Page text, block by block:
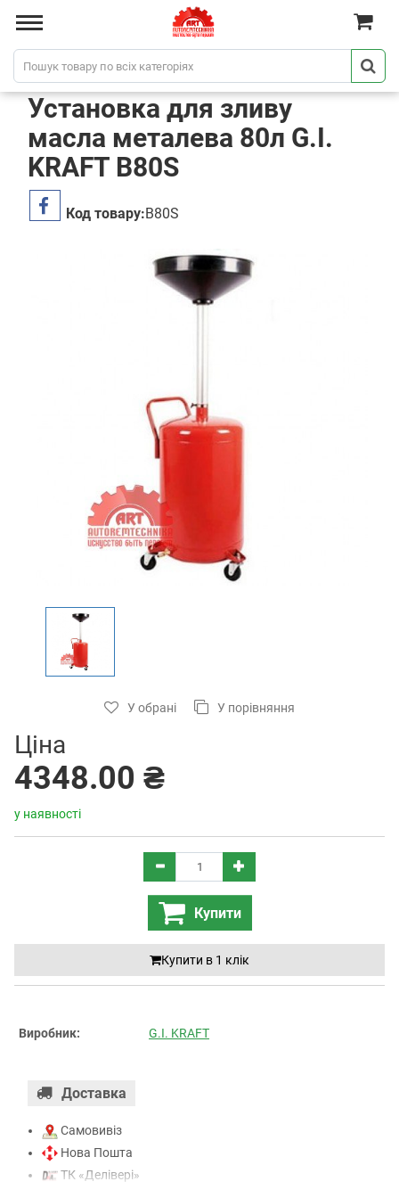
Установка для зливу
масла металева 80л G.I.
KRAFT B80S
Код товару:B80S
У обрані У порівняння
Ціна
4348.00 ₴
у наявності
Купити
Купити в 1 клiк
Виробник: G.I. KRAFT
Доставка
Самовивіз
Нова Пошта
ТК «Делівері»